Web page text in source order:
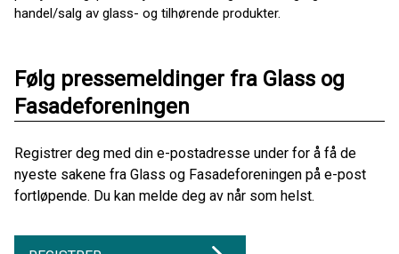
handel/salg av glass- og tilhørende produkter.
Følg pressemeldinger fra Glass og
Fasadeforeningen
Registrer deg med din e-postadresse under for å få de
nyeste sakene fra Glass og Fasadeforeningen på e-post
fortløpende. Du kan melde deg av når som helst.